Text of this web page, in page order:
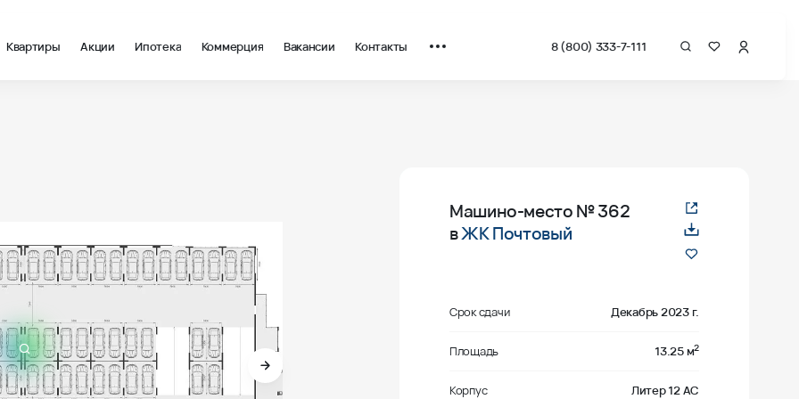
Квартиры Акции Ипотека Коммерция Вакансии Контакты 8 (800) 333-7-111
Машино-место№ 362
вЖК Почтовый
Срок сдачи Декабрь 2023 г.
Площадь 13.25 м2
Корпус Литер 12 АС